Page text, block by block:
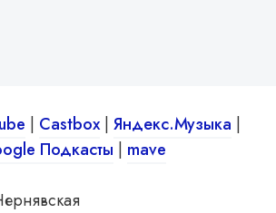
| Castbox| Яндекс.Музыка |
Подкасты | mave